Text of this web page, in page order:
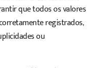
que todos os valores
registrados,
ou